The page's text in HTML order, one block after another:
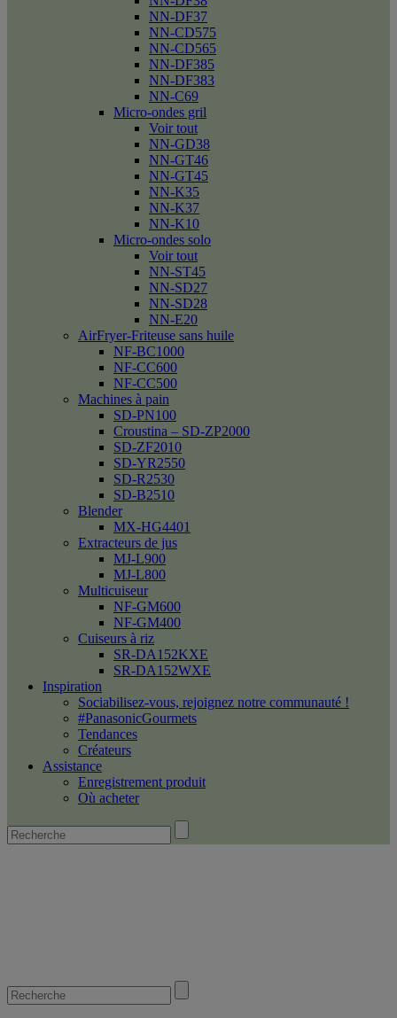
NN-DF37
NN-CD575
NN-CD565
NN-DF385
NN-DF383
NN-C69
Micro-ondes gril
Voir tout
NN-GD38
NN-GT46
NN-GT45
NN-K35
NN-K37
NN-K10
Micro-ondes solo
Voir tout
NN-ST45
NN-SD27
NN-SD28
NN-E20
AirFryer-Friteuse sans huile
NF-BC1000
NF-CC600
NF-CC500
Machines à pain
SD-PN100
Croustina – SD-ZP2000
SD-ZF2010
SD-YR2550
SD-R2530
SD-B2510
Blender
MX-HG4401
Extracteurs de jus
MJ-L900
MJ-L800
Multicuiseur
NF-GM600
NF-GM400
Cuiseurs à riz
SR-DA152KXE
SR-DA152WXE
Inspiration
Sociabilisez-vous, rejoignez notre communauté !
#PanasonicGourmets
Tendances
Créateurs
Assistance
Enregistrement produit
Où acheter